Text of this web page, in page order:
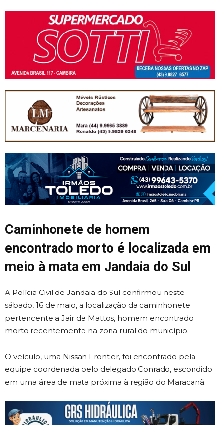
Caminhonete de homem
encontrado morto é localizada em
meio à mata em Jandaia do Sul
A Polícia Civil de Jandaia do Sul confirmou neste
sábado, 16 de maio, a localização da caminhonete
pertencente a Jair de Mattos, homem encontrado
morto recentemente na zona rural do município.
O veículo, uma Nissan Frontier, foi encontrado pela
equipe coordenada pelo delegado Conrado, escondido
em uma área de mata próxima à região do Maracanã.